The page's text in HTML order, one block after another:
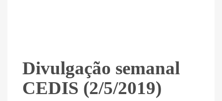
Divulgação semanal
CEDIS (2/5/2019)